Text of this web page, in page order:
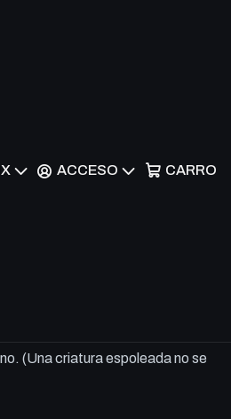
ACCESO CARRO
(Una criatura espoleada no se